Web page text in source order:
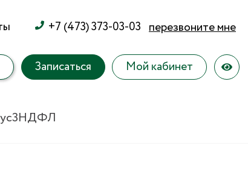
+7 (473) 373-03-03 перезвоните мне
Записаться Мой кабинет
3НДФЛ